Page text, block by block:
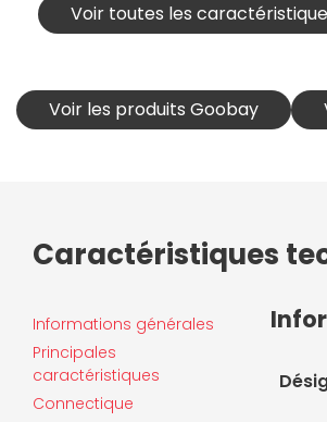
Voir toutes les
Voir les produits Goobay
Caractéristiques
Informations générales
Principales
caractéristiques
Connectique